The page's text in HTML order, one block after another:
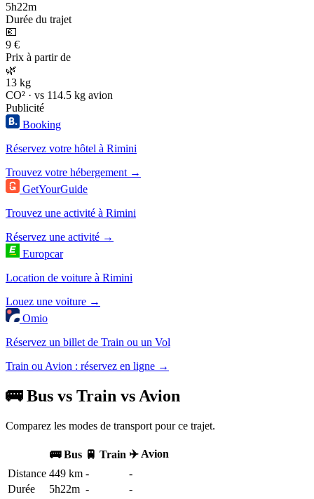
5h22m
Durée du trajet
💶
9 €
Prix à partir de
🌿
13 kg
CO² · vs 114.5 kg avion
Publicité
Booking
Réservez votre hôtel à Rimini
Trouvez votre hébergement →
GetYourGuide
Trouvez une activité à Rimini
Réservez une activité →
Europcar
Location de voiture à Rimini
Louez une voiture →
Omio
Réservez un billet de Train ou un Vol
Train ou Avion : réservez en ligne →
🚌 Bus vs Train vs Avion
Comparez les modes de transport pour ce trajet.
🚌 Bus 🚆 Train ✈️ Avion
Distance 449 km -
-
Durée
5h22m -
-